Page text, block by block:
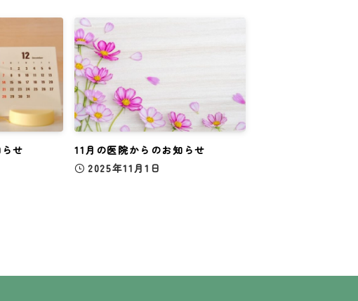
せ
11月の医院からのお知らせ
2025年11月1日